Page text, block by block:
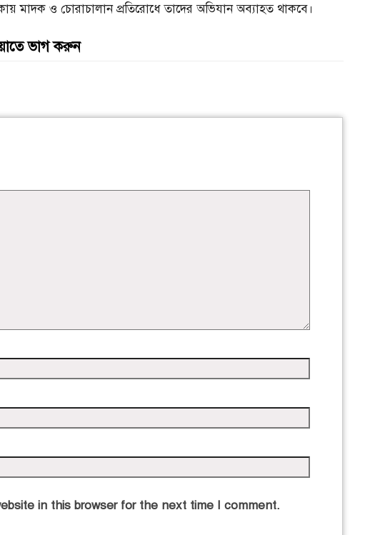
মাদক ও চোরাচালান প্রতিরোধে তাদের অভিযান অব্যাহত থাকবে।
ভাগ করুন
in this browser for the next time I comment.